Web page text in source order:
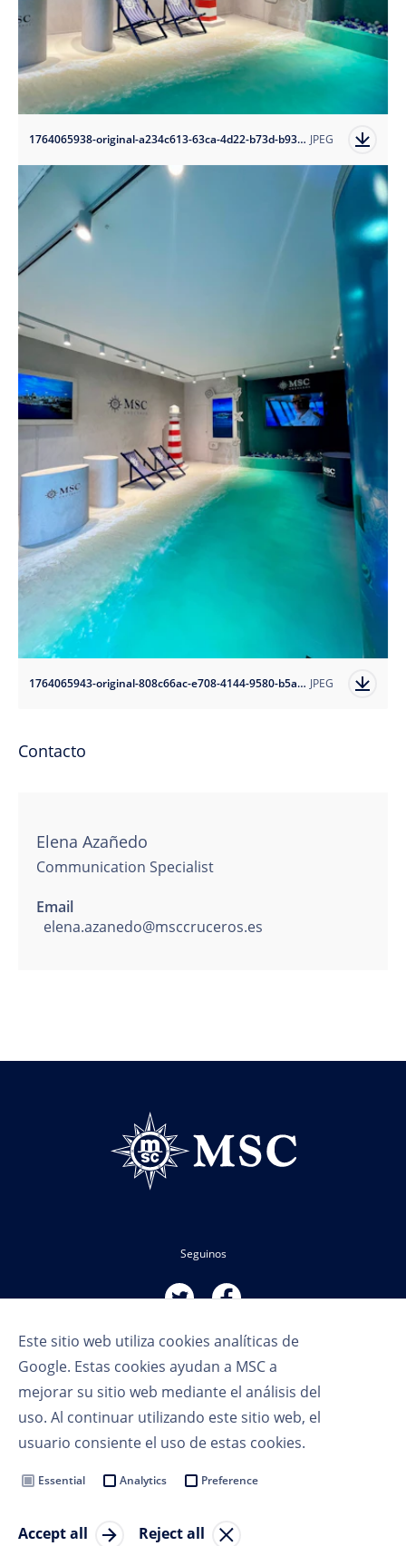
Este sitio web utiliza cookies analíticas de
Google. Estas cookies ayudan a MSC a
mejorar su sitio web mediante el análisis del
uso. Al continuar utilizando este sitio web, el
usuario consiente el uso de estas cookies.
Essential Analytics Preference
Accept all Reject all
1764065938-original-a234c613-63ca-4d22-b73d-b93b06b6b8b6?auto=format JPEG
1764065943-original-808c66ac-e708-4144-9580-b5aaee7d9b3d?auto=format JPEG
Contacto
Elena Azañedo
Communication Specialist
Email
elena.azanedo@msccruceros.es
Seguinos
Política de privacidad
Cookie Settings
© Copyright 2023 MSC Cruceros SA